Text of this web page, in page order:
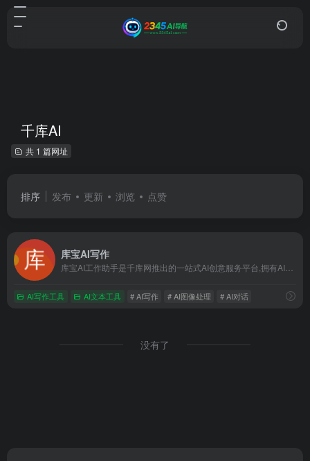
千库AI
共 1 篇网址
排序 发布 更新 浏览 点赞
库宝AI写作
AI写作工具 AI文本工具 # AI写作 # AI图像处理 # AI对话
没有了